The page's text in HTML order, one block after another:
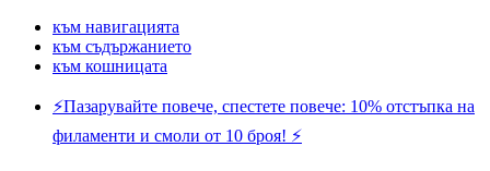
към навигацията
към съдържанието
към кошницата
⚡️Пазарувайте повече, спестете повече: 10% отстъпка на
филаменти и смоли от 10 броя! ⚡️